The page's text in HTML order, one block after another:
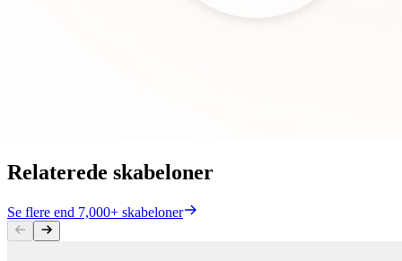
Relaterede skabeloner
Se flere end 7,000+ skabeloner